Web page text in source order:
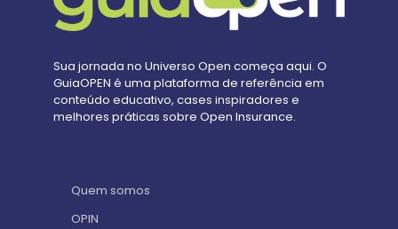
Sua jornada no Universo Open começa aqui. O
GuiaOPEN é uma plataforma de referência em
conteúdo educativo, cases inspiradores e
melhores práticas sobre Open Insurance.
Quem somos
OPIN